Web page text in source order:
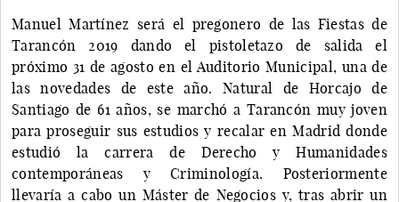
Manuel Martínez será el pregonero de las Fiestas de
Tarancón 2019 dando el pistoletazo de salida el
próximo 31 de agosto en el Auditorio Municipal, una de
las novedades de este año. Natural de Horcajo de
Santiago de 61 años, se marchó a Tarancón muy joven
para proseguir sus estudios y recalar en Madrid donde
estudió la carrera de Derecho y Humanidades
contemporáneas y Criminología. Posteriormente
llevaría a cabo un Máster de Negocios y, tras abrir un